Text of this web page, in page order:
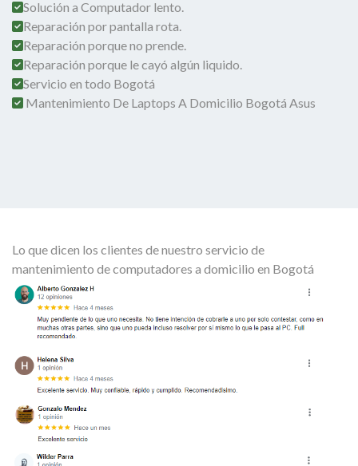
Solución a Computador lento.
Reparación por pantalla rota.
Reparación porque no prende.
Reparación porque le cayó algún liquido.
Servicio en todo Bogotá
Mantenimiento De Laptops A Domicilio Bogotá Asus
Lo que dicen los clientes de nuestro servicio de
mantenimiento de computadores a domicilio en Bogotá